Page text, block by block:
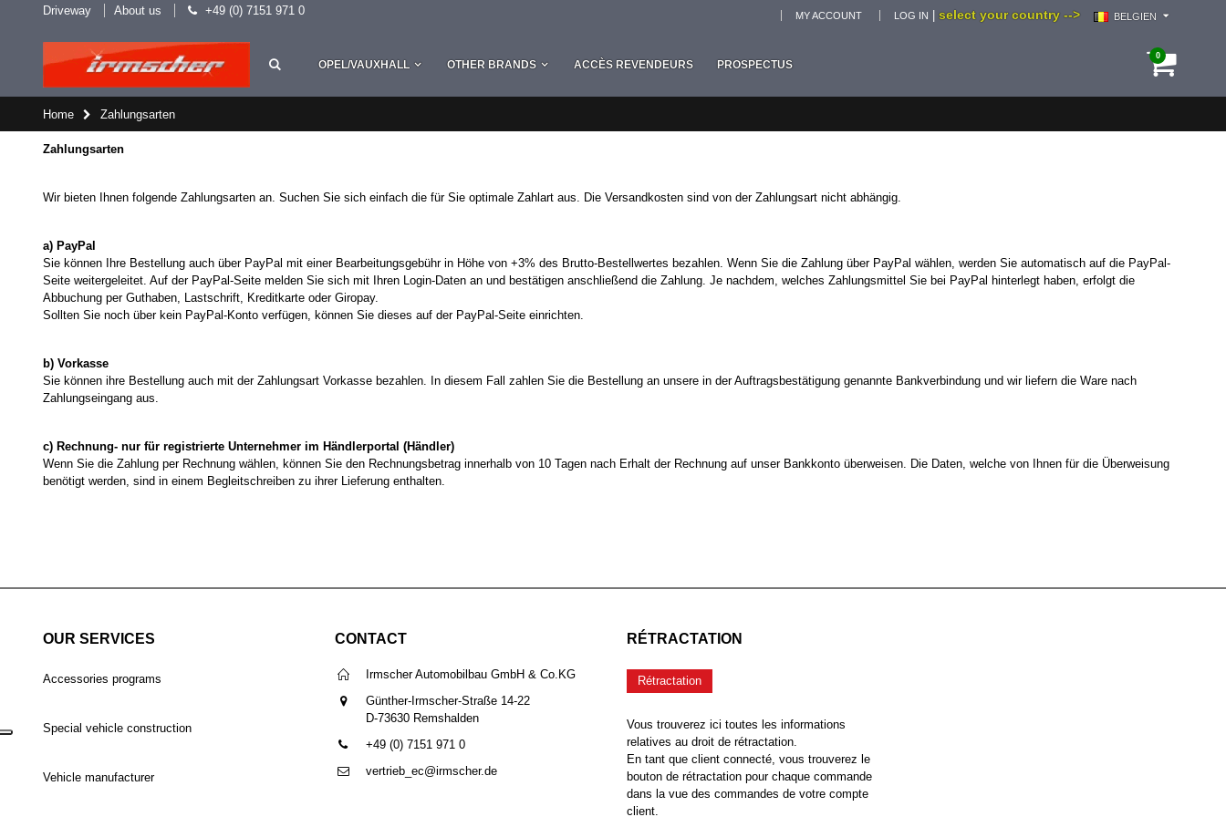
Driveway About us +49 (0) 7151 971 0 select your country --> BELGIEN
MY ACCOUNT LOG IN
0
OPEL/VAUXHALL OTHER BRANDS ACCÈS REVENDEURS PROSPECTUS
Home Zahlungsarten
Zahlungsarten
Wir bieten Ihnen folgende Zahlungsarten an. Suchen Sie sich einfach die für Sie optimale Zahlart aus. Die Versandkosten sind von der Zahlungsart nicht abhängig.
a) PayPal
Sie können Ihre Bestellung auch über PayPal mit einer Bearbeitungsgebühr in Höhe von +3% des Brutto-Bestellwertes bezahlen. Wenn Sie die Zahlung über PayPal wählen, werden Sie automatisch auf die PayPal-
Seite weitergeleitet. Auf der PayPal-Seite melden Sie sich mit Ihren Login-Daten an und bestätigen anschließend die Zahlung. Je nachdem, welches Zahlungsmittel Sie bei PayPal hinterlegt haben, erfolgt die
Abbuchung per Guthaben, Lastschrift, Kreditkarte oder Giropay.
Sollten Sie noch über kein PayPal-Konto verfügen, können Sie dieses auf der PayPal-Seite einrichten.
b) Vorkasse
Sie können ihre Bestellung auch mit der Zahlungsart Vorkasse bezahlen. In diesem Fall zahlen Sie die Bestellung an unsere in der Auftragsbestätigung genannte Bankverbindung und wir liefern die Ware nach
Zahlungseingang aus.
c) Rechnung- nur für registrierte Unternehmer im Händlerportal (Händler)
Wenn Sie die Zahlung per Rechnung wählen, können Sie den Rechnungsbetrag innerhalb von 10 Tagen nach Erhalt der Rechnung auf unser Bankkonto überweisen. Die Daten, welche von Ihnen für die Überweisung
benötigt werden, sind in einem Begleitschreiben zu ihrer Lieferung enthalten.
OUR SERVICES
Accessories programs
Special vehicle construction
Vehicle manufacturer
CONTACT
Irmscher Automobilbau GmbH & Co.KG
Günther-Irmscher-Straße 14-22
D-73630 Remshalden
+49 (0) 7151 971 0
vertrieb_ec@irmscher.de
RÉTRACTATION
Rétractation
Vous trouverez ici toutes les informations
relatives au droit de rétractation.
En tant que client connecté, vous trouverez le
bouton de rétractation pour chaque commande
dans la vue des commandes de votre compte
client.